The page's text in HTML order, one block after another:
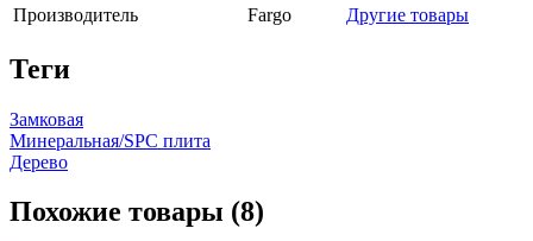
Производитель
Fargo Другие товары
Теги
Замковая
Минеральная/SPC плита
Дерево
Похожие товары (8)